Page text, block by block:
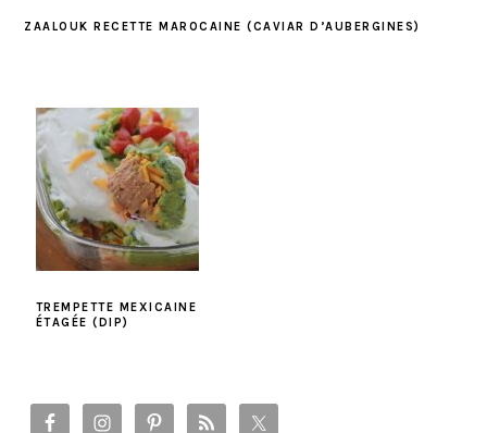
ZAALOUK RECETTE MAROCAINE (CAVIAR D’AUBERGINES)
TREMPETTE MEXICAINE
ÉTAGÉE (DIP)
SIDEBAR